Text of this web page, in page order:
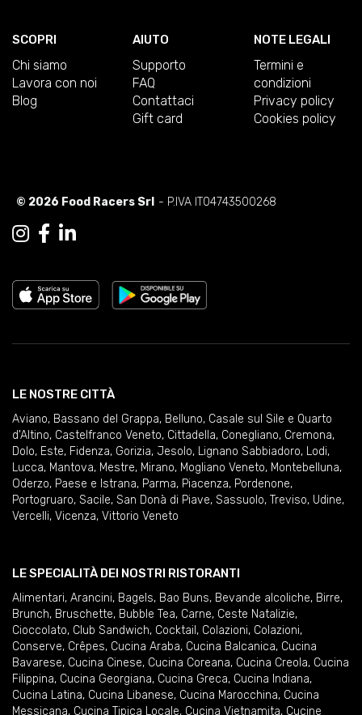
SCOPRI
Chi siamo
Lavora con noi
Blog
AIUTO
Supporto
FAQ
Contattaci
Gift card
NOTE LEGALI
Termini e
condizioni
Privacy policy
Cookies policy
© 2026 Food Racers Srl - P.IVA IT04743500268
LE NOSTRE CITTÀ
Aviano, Bassano del Grappa, Belluno, Casale sul Sile e Quarto
d'Altino, Castelfranco Veneto, Cittadella, Conegliano, Cremona,
Dolo, Este, Fidenza, Gorizia, Jesolo, Lignano Sabbiadoro, Lodi,
Lucca, Mantova, Mestre, Mirano, Mogliano Veneto, Montebelluna,
Oderzo, Paese e Istrana, Parma, Piacenza, Pordenone,
Portogruaro, Sacile, San Donà di Piave, Sassuolo, Treviso, Udine,
Vercelli, Vicenza, Vittorio Veneto
LE SPECIALITÀ DEI NOSTRI RISTORANTI
Alimentari, Arancini, Bagels, Bao Buns, Bevande alcoliche, Birre,
Brunch, Bruschette, Bubble Tea, Carne, Ceste Natalizie,
Cioccolato, Club Sandwich, Cocktail , Colazioni, Colazioni,
Conserve, Crêpes, Cucina Araba, Cucina Balcanica, Cucina
Bavarese, Cucina Cinese, Cucina Coreana, Cucina Creola, Cucina
Filippina, Cucina Georgiana, Cucina Greca, Cucina Indiana,
Cucina Latina, Cucina Libanese, Cucina Marocchina, Cucina
Messicana, Cucina Tipica Locale, Cucina Vietnamita, Cucine